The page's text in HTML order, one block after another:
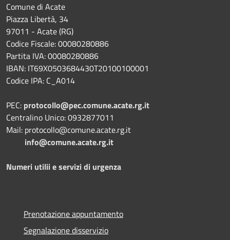
Comune di Acate
Piazza Libertà, 34
97011 - Acate (RG)
Codice Fiscale: 00080280886
Partita IVA: 00080280886
IBAN: IT69X0503684430T20100100001
Codice IPA: C_A014
PEC: protocollo@pec.comune.acate.rg.it
Centralino Unico: 0932877011
Mail: protocollo@comune.acate.rg.it
info@comune.acate.rg.it
Numeri utilii e servizi di urgenza
Prenotazione appuntamento
Segnalazione disservizio